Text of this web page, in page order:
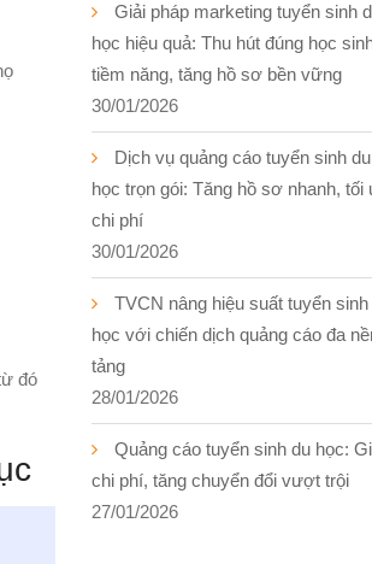
đó
Giải pháp marketing tuyển sinh
học hiệu quả: Thu hút đúng học
tiềm năng, tăng hồ sơ bền vững
30/01/2026
Dịch vụ quảng cáo tuyển sinh du
học trọn gói: Tăng hồ sơ nhanh, tối
chi phí
30/01/2026
TVCN nâng hiệu suất tuyển sinh
học với chiến dịch quảng cáo đa
tảng
28/01/2026
Quảng cáo tuyển sinh du học:
chi phí, tăng chuyển đổi vượt trội
27/01/2026